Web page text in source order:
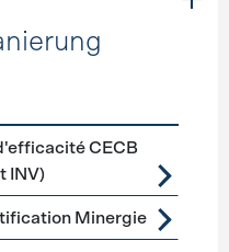
Sanierung
CECB
INV)
Minergie